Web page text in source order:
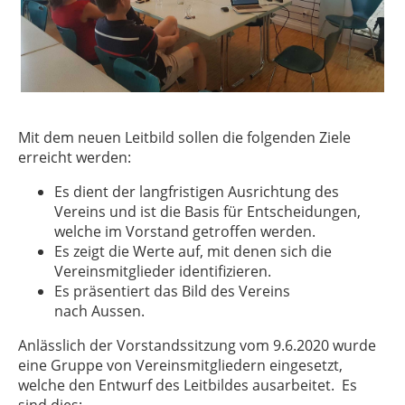
Mit dem neuen Leitbild sollen die folgenden Ziele
erreicht werden:
Es dient der langfristigen Ausrichtung des
Vereins und ist die Basis für Entscheidungen,
welche im Vorstand getroffen werden.
Es zeigt die Werte auf, mit denen sich die
Vereinsmitglieder identifizieren.
Es präsentiert das Bild des Vereins
nach Aussen.
Anlässlich der Vorstandssitzung vom 9.6.2020 wurde
eine Gruppe von Vereinsmitgliedern eingesetzt,
welche den Entwurf des Leitbildes ausarbeitet. Es